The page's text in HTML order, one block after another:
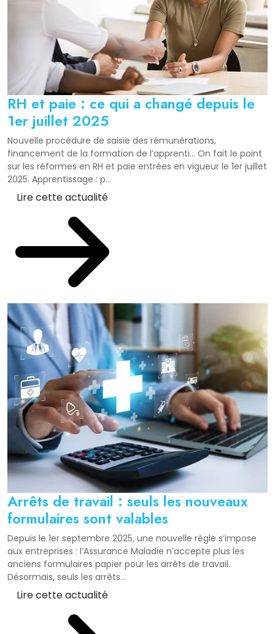
RH et paie : ce qui a changé depuis le
1er juillet 2025
Nouvelle procédure de saisie des rémunérations,
financement de la formation de l’apprenti… On fait le point
sur les réformes en RH et paie entrées en vigueur le 1er juillet
2025. Apprentissage : p...
Lire cette actualité
Arrêts de travail : seuls les nouveaux
formulaires sont valables
Depuis le 1er septembre 2025, une nouvelle règle s’impose
aux entreprises : l’Assurance Maladie n’accepte plus les
anciens formulaires papier pour les arrêts de travail.
Désormais, seuls les arrêts...
Lire cette actualité